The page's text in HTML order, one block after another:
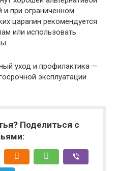
при ограниченном
царапин рекомендуется
или использовать
уход и профилактика —
эксплуатации
Поделиться с